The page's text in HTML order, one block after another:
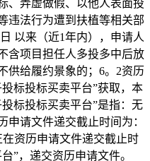
、弄虚做假、以他人表面投
违法行为遭到扶植等相关部
以来（近1年内），申请人
含项目担任人多投多中后放
供给履约景象的；6。2资历
标投标买卖平台”获取，本
标投标买卖平台”是指：无
申请文件递交截止时间为：
在资历申请文件递交截止时
”，递交资历申请文件。